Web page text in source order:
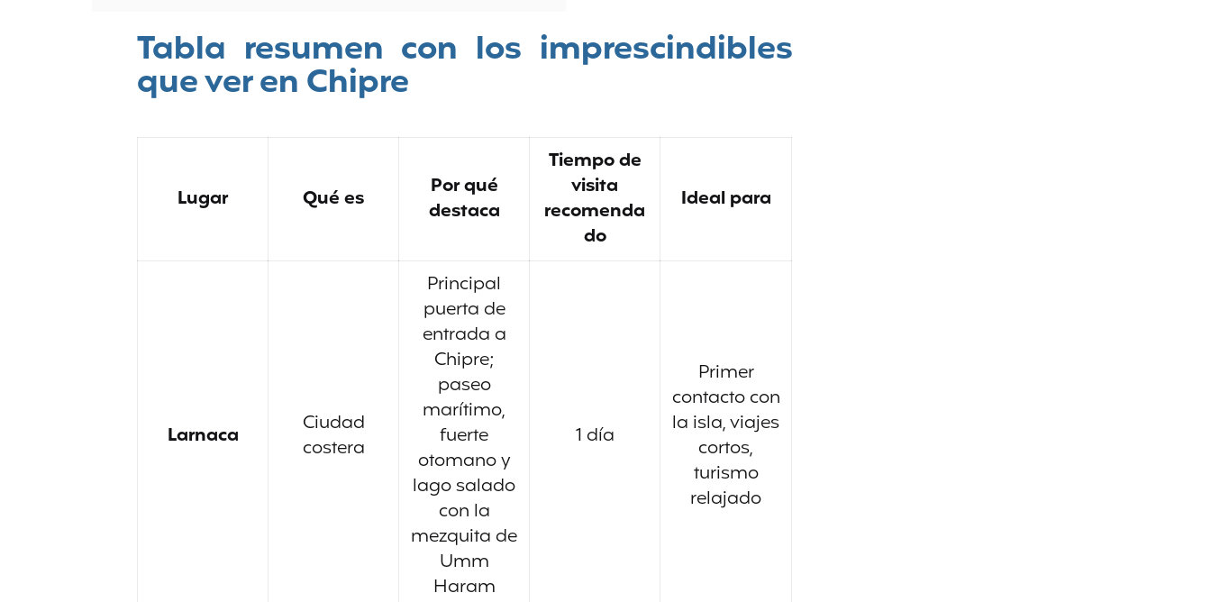
Tabla resumen con los imprescindibles
que ver en Chipre
Lugar Qué es
Por qué
destaca
Tiempo de
visita
recomenda
do
Ideal para
Larnaca
Ciudad
costera
Principal
puerta de
entrada a
Chipre;
paseo
marítimo,
fuerte
otomano y
lago salado
con la
mezquita de
Umm
Haram
1 día
Primer
contacto con
la isla, viajes
cortos,
turismo
relajado